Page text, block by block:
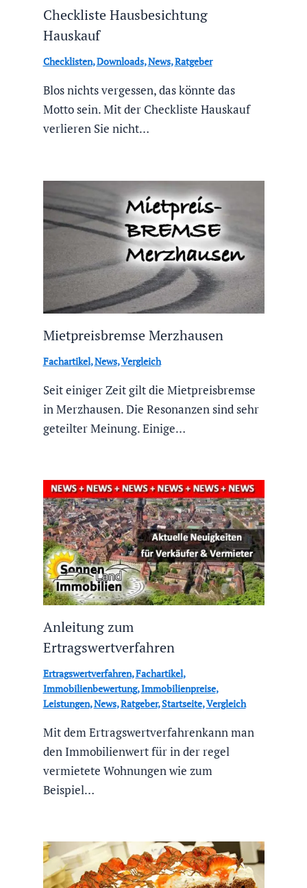
Checkliste Hausbesichtung
Hauskauf
Checklisten,Downloads,News,Ratgeber
Blos nichts vergessen, das könnte das
Motto sein. Mit der Checkliste Hauskauf
verlieren Sie nicht…
Mietpreisbremse Merzhausen
Fachartikel,News,Vergleich
Seit einiger Zeit gilt die Mietpreisbremse
in Merzhausen. Die Resonanzen sind sehr
geteilter Meinung. Einige…
Anleitung zum
Ertragswertverfahren
Ertragswertverfahren,Fachartikel,
Immobilienbewertung,Immobilienpreise,
Leistungen,News,Ratgeber,Startseite,Vergleich
Mit dem Ertragswertverfahrenkann man
den Immobilienwert für in der regel
vermietete Wohnungen wie zum
Beispiel…